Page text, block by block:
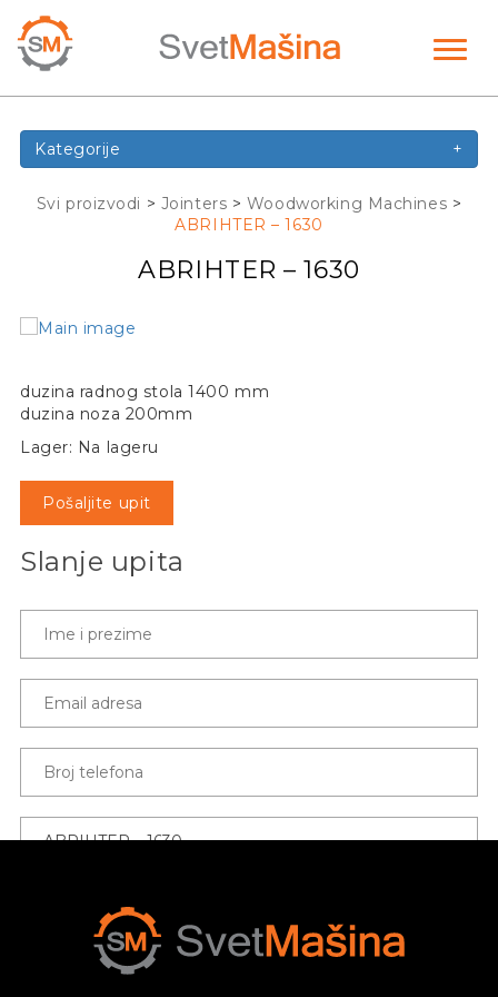
Kategorije +
Svi proizvodi > Jointers > Woodworking Machines >
ABRIHTER – 1630
ABRIHTER – 1630
duzina radnog stola 1400 mm
duzina noza 200mm
Lager: Na lageru
Pošaljite upit
Slanje upita